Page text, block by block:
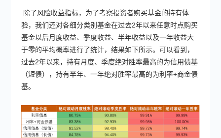
除了风险收益指标，为了考察投资者购买基金的持有体
验，我们还对各细分类别基金在过去2年以来任意时点购买
基金以后月度收益、季度收益、半年收益以及一年收益大
于零的平均概率进行了统计，结果如下所示。可以看到，
过去2年以来，持有月度、季度绝对胜率最高的为信用债基
（短债），持有半年、一年绝对胜率最高的为利率+商金债
基。